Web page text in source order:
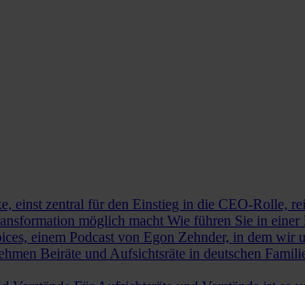
einst zentral für den Einstieg in die CEO-Rolle,
möglich macht Wie führen Sie in einer
einem Podcast von Egon Zehnder, in dem wir
Beiräte und Aufsichtsräte in deutschen